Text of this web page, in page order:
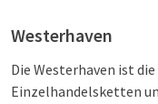
Westerhaven
Die Westerhaven ist
Einzelhandelsketten